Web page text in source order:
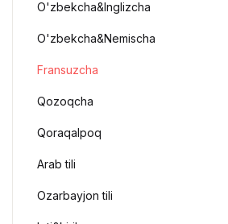
O'zbekcha&Inglizcha
O'zbekcha&Nemischa
Fransuzcha
Qozoqcha
Qoraqalpoq
Arab tili
Ozarbayjon tili